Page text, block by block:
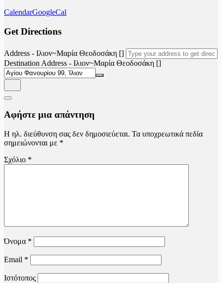
CalendarGoogleCal
Get Directions
Address - Ιλιον~Μαρία Θεοδοσάκη []
Destination Address - Ιλιον~Μαρία Θεοδοσάκη []
Αφήστε μια απάντηση
Η ηλ. διεύθυνση σας δεν δημοσιεύεται. Τα υποχρεωτικά πεδία
σημειώνονται με *
Σχόλιο *
Όνομα *
Email *
Ιστότοπος